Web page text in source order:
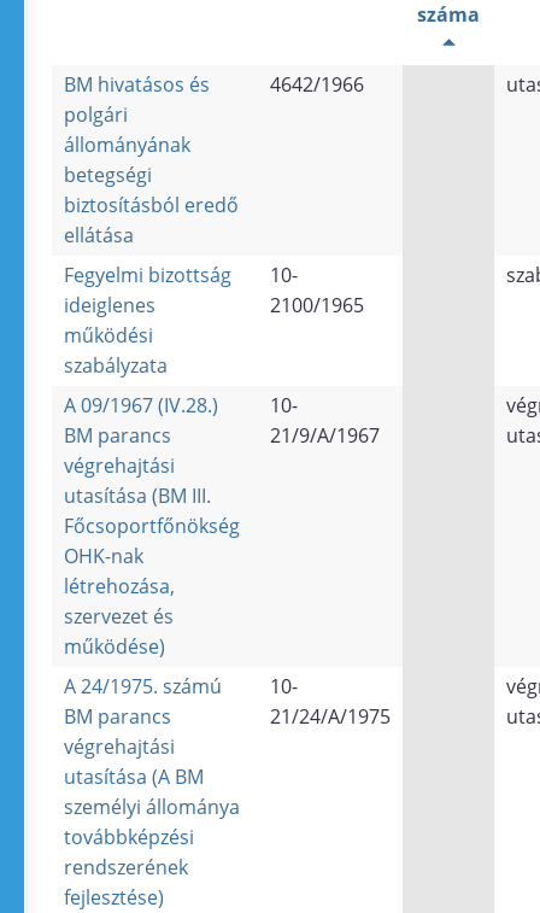
száma
BM hivatásos és
polgári
állományának
betegségi
biztosításból eredő
ellátása
4642/1966
Fegyelmi bizottság
ideiglenes
működési
szabályzata
10-
2100/1965
A 09/1967 (IV.28.)
BM parancs
végrehajtási
utasítása (BM III.
Főcsoportfőnökség
OHK-nak
létrehozása,
szervezet és
működése)
10-
21/9/A/1967
A 24/1975. számú
BM parancs
végrehajtási
utasítása (A BM
személyi állománya
továbbképzési
rendszerének
fejlesztése)
10-
21/24/A/1975